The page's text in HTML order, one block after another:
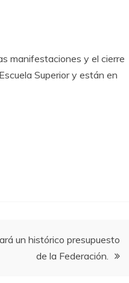
manifestaciones y el cierre
Superior y están en
un histórico presupuesto
de la Federación.